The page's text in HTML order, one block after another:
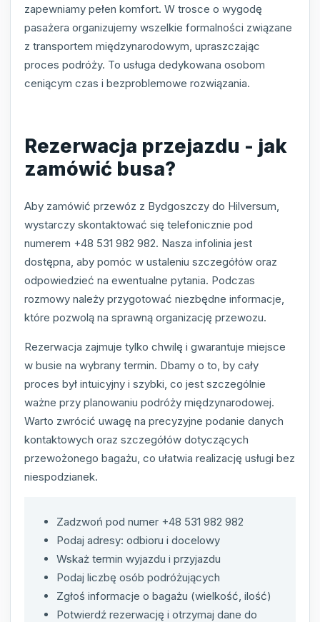
zapewniamy pełen komfort. W trosce o wygodę
pasażera organizujemy wszelkie formalności związane
z transportem międzynarodowym, upraszczając
proces podróży. To usługa dedykowana osobom
ceniącym czas i bezproblemowe rozwiązania.
Rezerwacja przejazdu - jak
zamówić busa?
Aby zamówić przewóz z Bydgoszczy do Hilversum,
wystarczy skontaktować się telefonicznie pod
numerem +48 531 982 982. Nasza infolinia jest
dostępna, aby pomóc w ustaleniu szczegółów oraz
odpowiedzieć na ewentualne pytania. Podczas
rozmowy należy przygotować niezbędne informacje,
które pozwolą na sprawną organizację przewozu.
Rezerwacja zajmuje tylko chwilę i gwarantuje miejsce
w busie na wybrany termin. Dbamy o to, by cały
proces był intuicyjny i szybki, co jest szczególnie
ważne przy planowaniu podróży międzynarodowej.
Warto zwrócić uwagę na precyzyjne podanie danych
kontaktowych oraz szczegółów dotyczących
przewożonego bagażu, co ułatwia realizację usługi bez
niespodzianek.
Zadzwoń pod numer +48 531 982 982
Podaj adresy: odbioru i docelowy
Wskaż termin wyjazdu i przyjazdu
Podaj liczbę osób podróżujących
Zgłoś informacje o bagażu (wielkość, ilość)
Potwierdź rezerwację i otrzymaj dane do